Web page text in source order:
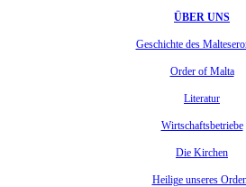
ÜBER UNS
Geschichte des
Order of Malta
Literatur
Wirtschaftsbetriebe
Die Kirchen
Heilige unseres